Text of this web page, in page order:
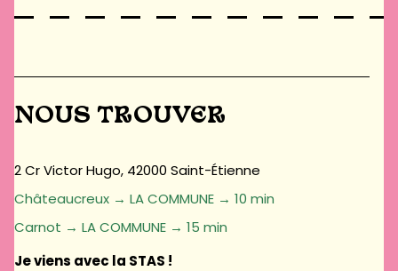
NOUS TROUVER
2 Cr Victor Hugo, 42000 Saint-Étienne
Châteaucreux → LA COMMUNE → 10 min
Carnot → LA COMMUNE → 15 min
Je viens avec la STAS !